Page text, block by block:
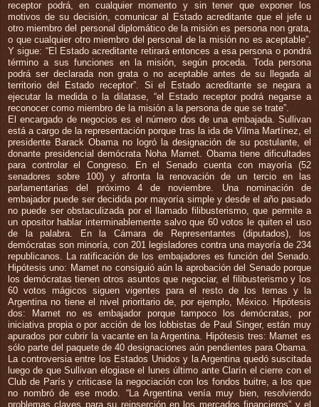
receptor podrá, en cualquier momento y sin tener que exponer los
motivos de su decisión, comunicar al Estado acreditante que el jefe u
otro miembro del personal diplomático de la misión es persona non grata,
o que cualquier otro miembro del personal de la misión no es aceptable”.
Y sigue: “El Estado acreditante retirará entonces a esa persona o pondrá
término a sus funciones en la misión, según proceda. Toda persona
podrá ser declarada non grata o no aceptable antes de su llegada al
territorio del Estado receptor”. Si el Estado acreditante se negara a
ejecutar la medida o la dilatase, “el Estado receptor podrá negarse a
reconocer como miembro de la misión a la persona de que se trate”.
El encargado de negocios es el número dos de una embajada. Sullivan
está a cargo de la representación porque tras la ida de Vilma Martínez, el
presidente Barack Obama no logró la designación de su postulante, el
donante presidencial demócrata Noha Mamet. Obama tiene dificultades
para controlar el Congreso. En el Senado cuenta con mayoría (52
senadores sobre 100) y afronta la renovación de un tercio en las
parlamentarias del próximo 4 de noviembre. Una nominación de
embajador puede ser decidida por mayoría simple y desde el año pasado
no puede ser obstaculizada por el llamado filibusterismo, que permite a
un opositor hablar interminablemente salvo que 60 votos le quiten el uso
de la palabra. En la Cámara de Representantes (diputados), los
demócratas son minoría, con 201 legisladores contra una mayoría de 234
republicanos. La ratificación de los embajadores es función del Senado.
Hipótesis uno: Mamet no consiguió aún la aprobación del Senado porque
los demócratas tienen otros asuntos que negociar, el filibusterismo y los
60 votos mágicos siguen vigentes para el resto de los temas y la
Argentina no tiene el nivel prioritario de, por ejemplo, México. Hipótesis
dos: Mamet no es embajador porque tampoco los demócratas, por
iniciativa propia o por acción de los lobbistas de Paul Singer, están muy
apurados por cubrir la vacante en la Argentina. Hipótesis tres: Mamet es
sólo parte del paquete de 40 designaciones aún pendientes para Obama.
La controversia entre los Estados Unidos y la Argentina quedó suscitada
luego de que Sullivan elogiase el lunes último ante Clarín el cierre con el
Club de París y criticase la negociación con los fondos buitre, a los que
no nombró de ese modo. “La Argentina venía muy bien, resolviendo
problemas claves para su reinserción en los mercados financieros” y el